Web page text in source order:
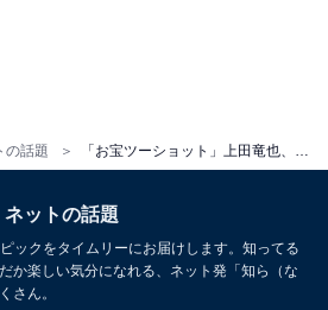
の話題 「お宝ツーショット」上田竜也、今井翼との再会ショットにファン歓喜！ 「こんな嬉しい事ある？」
ネットの話題
ックをタイムリーにお届けします。知ってる
か楽しい気分になれる、ネット発「知ら（な
さん。